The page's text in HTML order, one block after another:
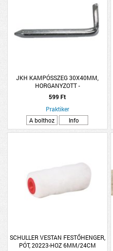
JKH KAMPÓSSZEG 30X40MM,
HORGANYZOTT -
599 Ft
Praktiker
A bolthoz
Info
SCHULLER VESTAN FESTŐHENGER,
PÓT, 20223-HOZ 6MM/24CM